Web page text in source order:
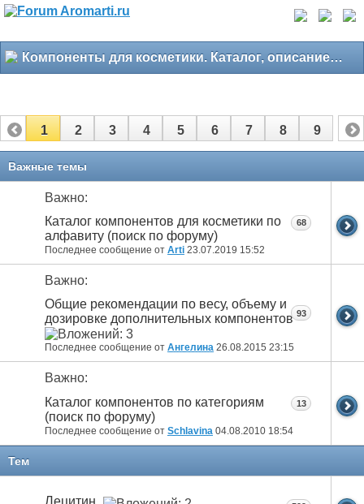
Компоненты для косметики. Каталог, описание, свойства
1 2 3 4 5 6 7 8 9
Важные темы
Важно:
Каталог компонентов для косметики по
алфавиту (поиск по форуму)
Последнее сообщение от Arti 23.07.2019 15:52
68
Важно:
Общие рекомендации по весу, объему и
дозировке дополнительных компонентов
Последнее сообщение от Ангелина 26.08.2015 23:15
93
Важно:
Каталог компонентов по категориям
(поиск по форуму)
Последнее сообщение от Schlavina 04.08.2010 18:54
13
Тем
Лецитин